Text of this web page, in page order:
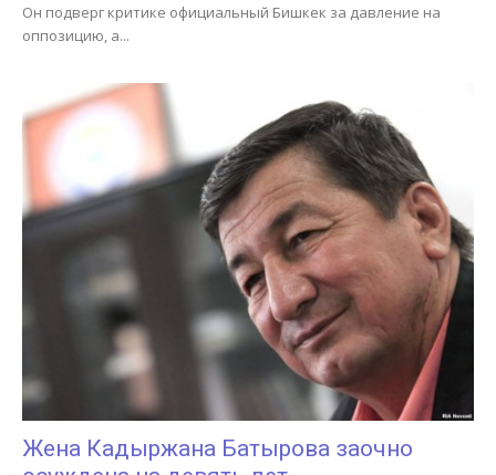
Он подверг критике официальный Бишкек за давление на
оппозицию, а...
Жена Кадыржана Батырова заочно